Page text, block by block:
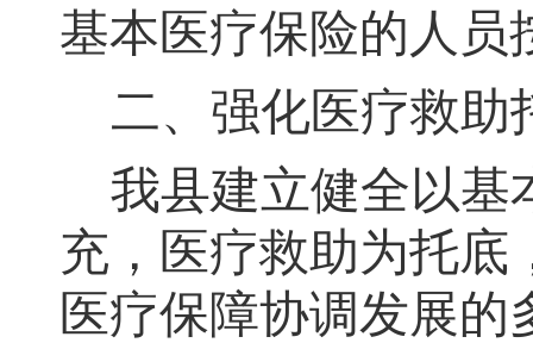
基本医疗保险的人员
二、强化医疗救助
我县建立健全以基
充，医疗救助为托底
医疗保障协调发展